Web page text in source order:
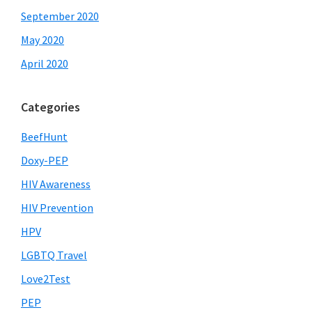
September 2020
May 2020
April 2020
Categories
BeefHunt
Doxy-PEP
HIV Awareness
HIV Prevention
HPV
LGBTQ Travel
Love2Test
PEP